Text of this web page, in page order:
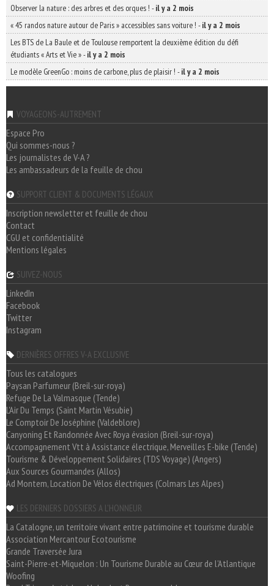
Observer la nature : des arbres et des orques ! -il y a 2 mois
« 45 randos nature autour de Paris » accessibles sans voiture ! -il y a 2 mois
Les BTS de La Baule et de Toulouse remportent la deuxième édition du défi
étudiants « Arts et Vie »-il y a 2 mois
Le modèle GreenGo : moins de carbone, plus de plaisir ! -il y a 2 mois
VOYAGEONS-AUTREMENT
Espace Pro
Qui sommes-nous ?
Les journalistes de V-A ?
Les ambassadeurs de la feuille de chou
SUPPORT CLIENT & DOCUMENTS LÉGAUX
Inscription newsletter et feuille de chou
Contact
CGU et confidentialité
Mentions légales
SUIVEZ-NOUS
LinkedIn
Facebook
Twitter
Instagram
DERNIÈRES OFFRES V-A EXCLUSIVE
Tous les catalogues
Paysan Parfumeur (Breil-sur-roya)
Refuge De La Valmasque (Tende)
L'Air Du Temps (Saint Martin Vésubie)
Le Comptoir De Joséphine (Valdeblore)
Canyoning Et Randonnée Avec Roya évasion (Breil-sur-roya)
Accompagnement Vtt à Assistance électrique, Merveilles E-bike (Tende)
Tourisme & Développement Solidaires (TDS Voyage) (Angers)
Aux Sources Gourmandes (Allos)
Ad Montem, Location De Vélos électriques (Colmars Les Alpes)
LES DERNIERS DOSSIERS A L'HONNEUR
La Catalogne, un territoire vivant entre patrimoine et tourisme durable
Association Mercantour Ecotourisme
Grande Traversée Jura
Saint-Pierre-et-Miquelon : Un Tourisme Durable au Cœur de l'Atlantique
Woofing